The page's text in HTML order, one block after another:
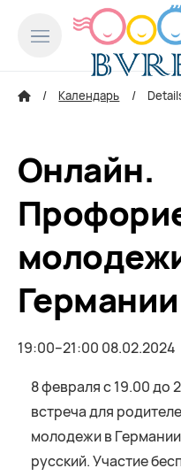
Календарь
Онлайн.
Германии
19:00–21:00 08.02.2024
8 февраля с 19.00 до
встреча для
молодежи в
русский. Участие